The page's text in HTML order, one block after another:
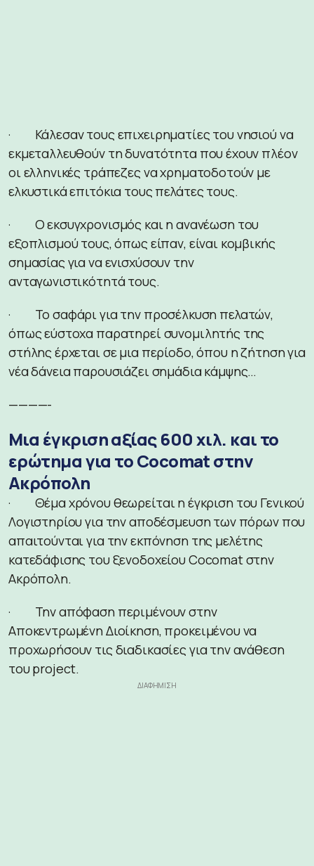
· Κάλεσαν τους επιχειρηματίες του νησιού να
εκμεταλλευθούν τη δυνατότητα που έχουν πλέον
οι ελληνικές τράπεζες να χρηματοδοτούν με
ελκυστικά επιτόκια τους πελάτες τους.
· Ο εκσυγχρονισμός και η ανανέωση του
εξοπλισμού τους, όπως είπαν, είναι κομβικής
σημασίας για να ενισχύσουν την
ανταγωνιστικότητά τους.
· Το σαφάρι για την προσέλκυση πελατών,
όπως εύστοχα παρατηρεί συνομιλητής της
στήλης έρχεται σε μια περίοδο, όπου η ζήτηση για
νέα δάνεια παρουσιάζει σημάδια κάμψης…
————-
Μια έγκριση αξίας 600 χιλ. και το
ερώτημα για το Cocomat στην
Ακρόπολη
· Θέμα χρόνου θεωρείται η έγκριση του Γενικού
Λογιστηρίου για την αποδέσμευση των πόρων που
απαιτούνται για την εκπόνηση της μελέτης
κατεδάφισης του ξενοδοχείου Cocomat στην
Ακρόπολη.
· Την απόφαση περιμένουν στην
Αποκεντρωμένη Διοίκηση, προκειμένου να
προχωρήσουν τις διαδικασίες για την ανάθεση
του project.